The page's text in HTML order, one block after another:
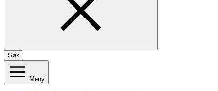
Søk
Meny